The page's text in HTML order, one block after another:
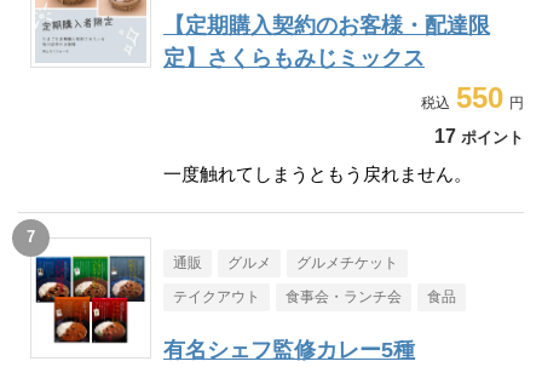
【定期購入契約のお客様・配達限
定】さくらもみじミックス
550
17 ポイント
一度触れてしまうともう戻れません。
通販 グルメ グルメチケット
テイクアウト 食事会・ランチ会 食品
有名シェフ監修カレー5種